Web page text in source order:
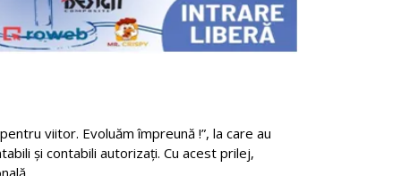
viitor. Evoluăm împreună !”, la care au
și contabili autorizați. Cu acest prilej,